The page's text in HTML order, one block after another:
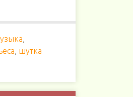
,
, шутка